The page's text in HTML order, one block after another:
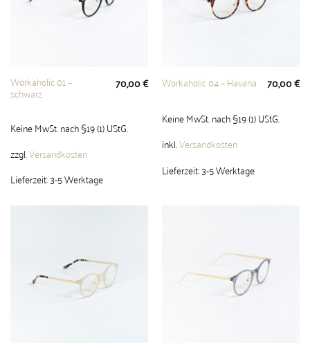
Workaholic 01 –
schwarz
70,00€
Keine MwSt. nach §19 (1) UStG.
zzgl.Versandkosten
Lieferzeit:3-5 Werktage
Workaholic 04 – Havana 70,00€
Keine MwSt. nach §19 (1) UStG.
inkl.Versandkosten
Lieferzeit:3-5 Werktage